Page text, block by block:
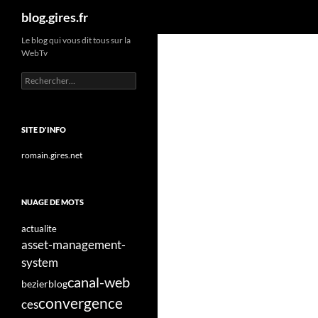
Aller
contenu
blog.gires.fr
Le blog qui vous dit tous sur la
WebTv
Rechercher :
SITE D'INFO
romain.gires.net
NUAGE DE MOTS
actualite
asset-management-
system
bezierblogcanal-web
cesconvergence